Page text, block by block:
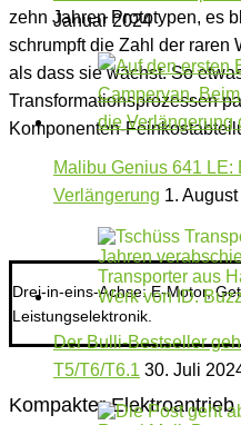
zehn Jahren Prototypen, es
schrumpft die Zahl der raren
als dass sie wächst. So
Transformationsprozessen
Komponenten-
Drei-in-eins-Achse: E-Motor,
Leistungselektronik.
Kompakter
Januar 2024
Malibu Genius 641
Verlängerung 1.
Der Bulli-Bestseller
T5/T6/T6.1 30. Juli